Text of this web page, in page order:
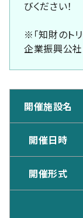
びください！
※「知財のト
企業振興公社
開催施設名
開催日時
開催形式